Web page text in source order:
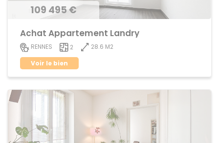
109 495 €
Achat Appartement Landry
RENNES 2
28.6 M2
Voir le bien